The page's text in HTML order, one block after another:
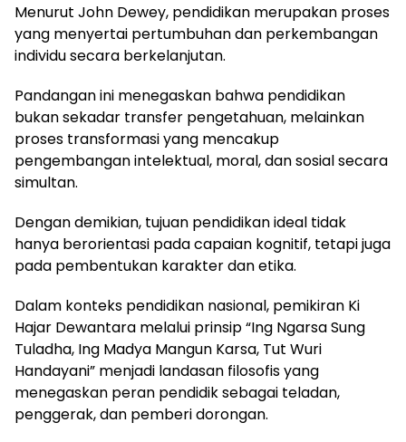
Menurut John Dewey, pendidikan merupakan proses
yang menyertai pertumbuhan dan perkembangan
individu secara berkelanjutan.
Pandangan ini menegaskan bahwa pendidikan
bukan sekadar transfer pengetahuan, melainkan
proses transformasi yang mencakup
pengembangan intelektual, moral, dan sosial secara
simultan.
Dengan demikian, tujuan pendidikan ideal tidak
hanya berorientasi pada capaian kognitif, tetapi juga
pada pembentukan karakter dan etika.
Dalam konteks pendidikan nasional, pemikiran Ki
Hajar Dewantara melalui prinsip “Ing Ngarsa Sung
Tuladha, Ing Madya Mangun Karsa, Tut Wuri
Handayani” menjadi landasan filosofis yang
menegaskan peran pendidik sebagai teladan,
penggerak, dan pemberi dorongan.